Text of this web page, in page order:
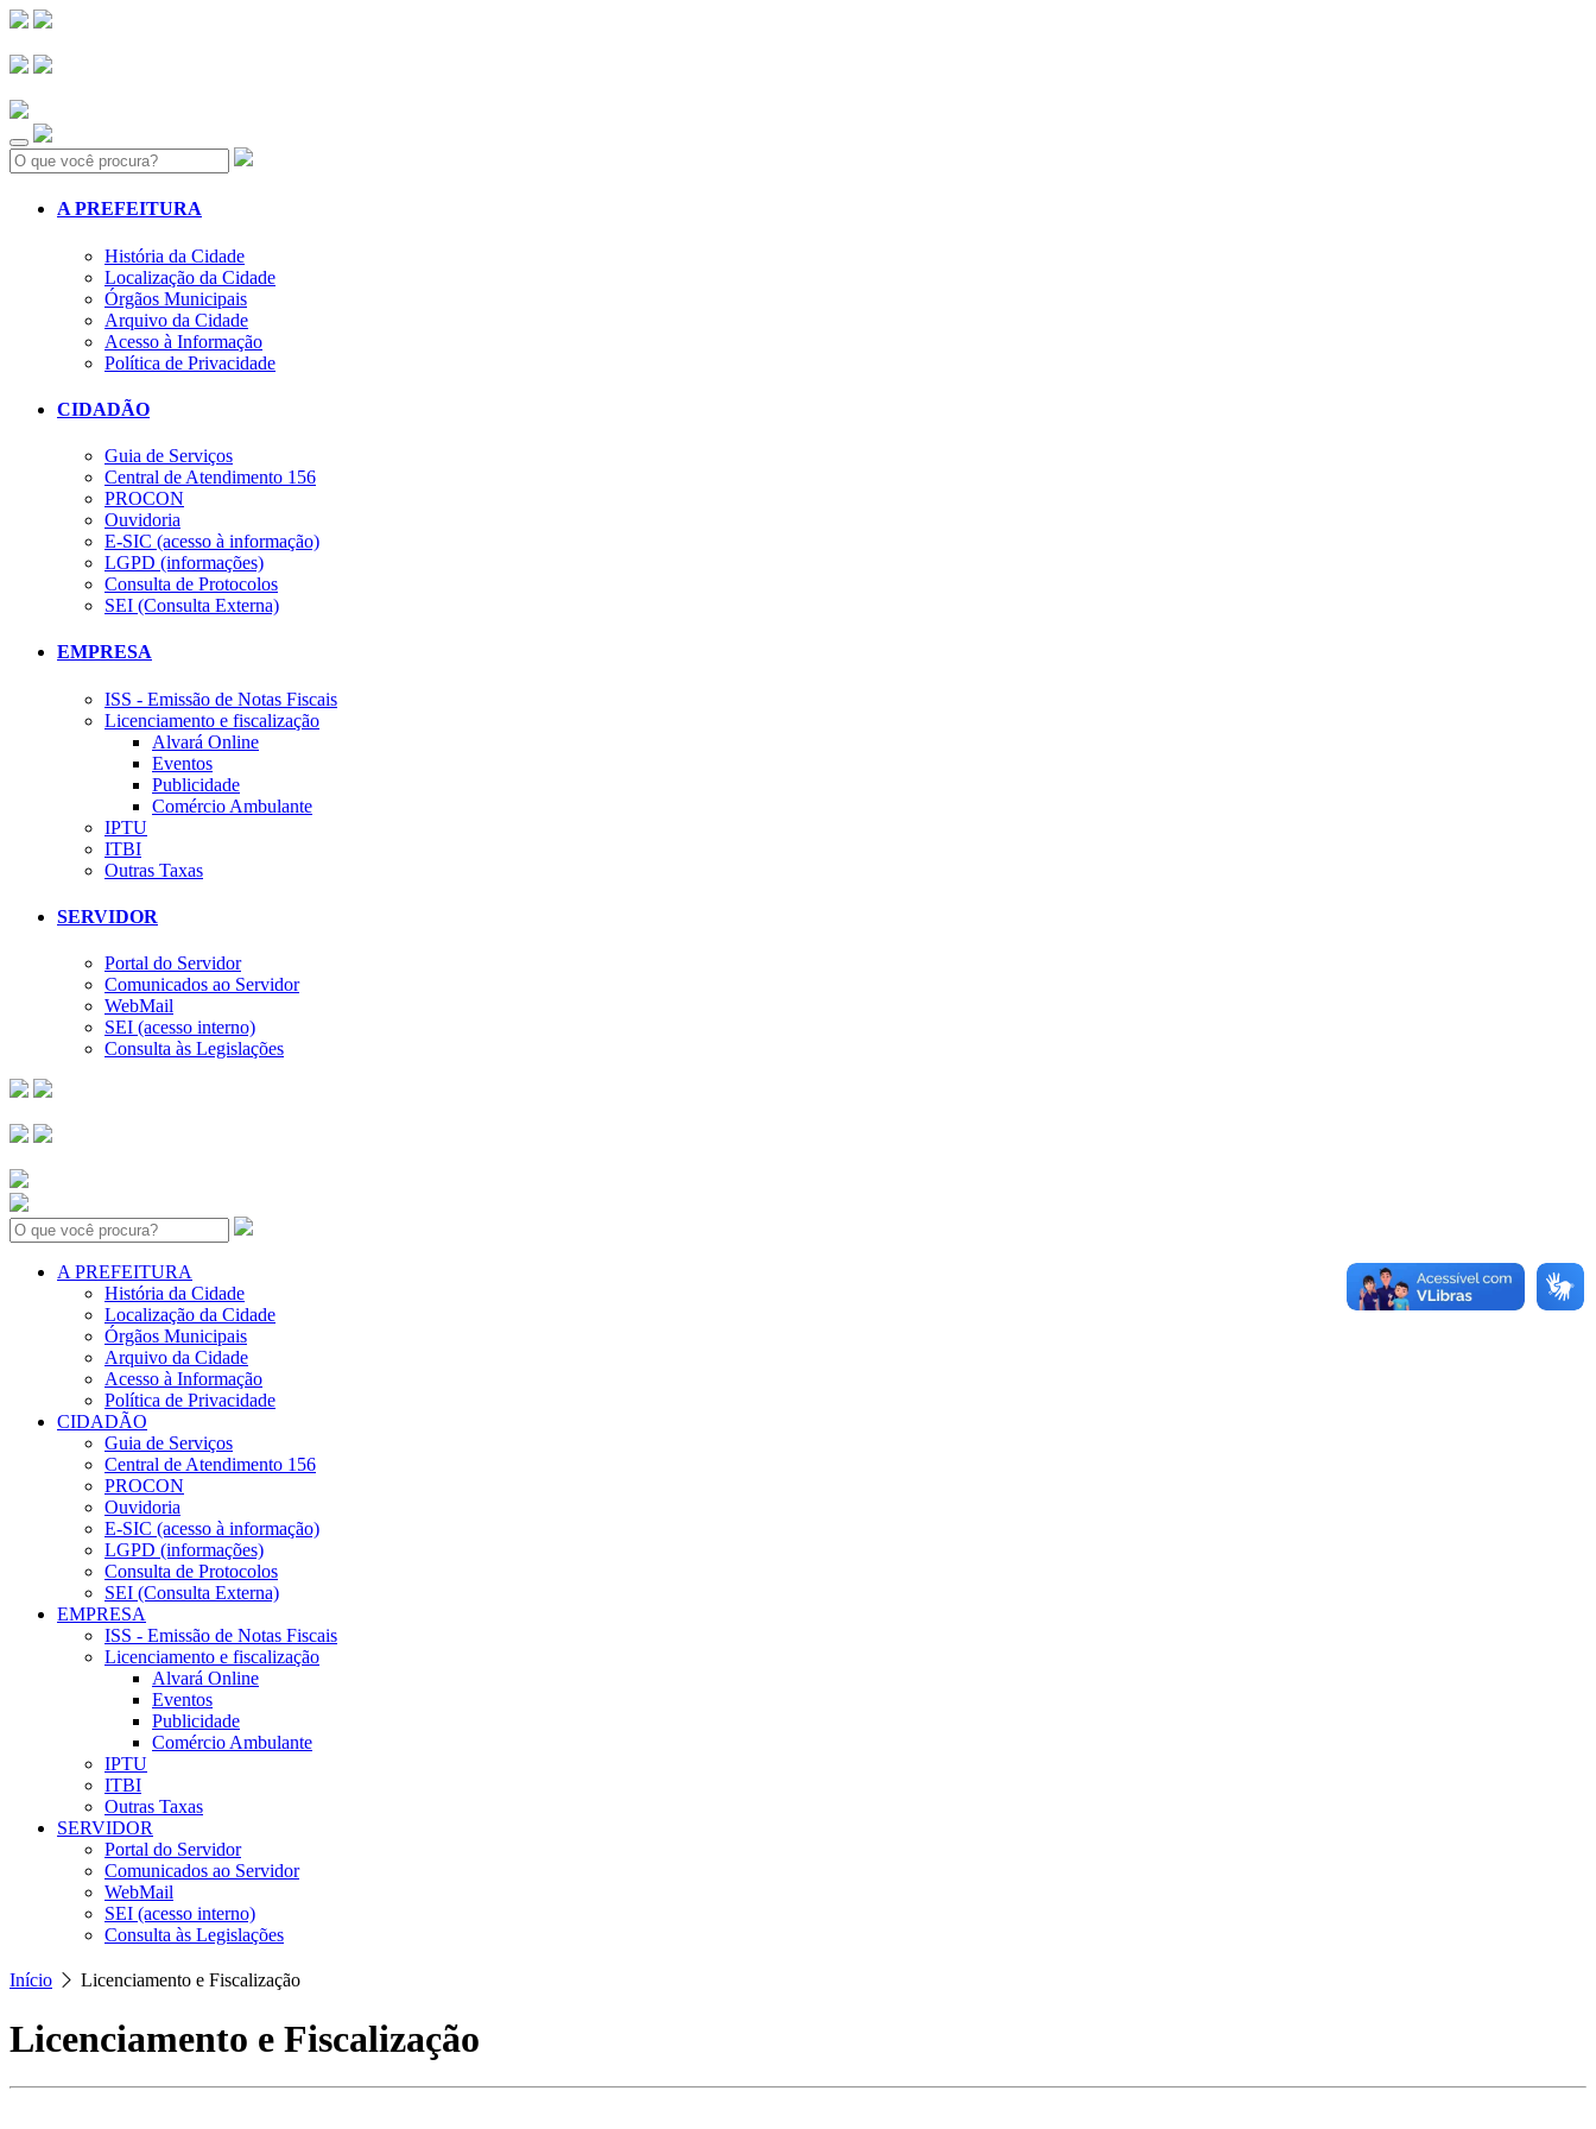
Search:
A PREFEITURA
História da Cidade
Localização da Cidade
Órgãos Municipais
Arquivo da Cidade
Acesso à Informação
Política de Privacidade
CIDADÃO
Guia de Serviços
Central de Atendimento 156
PROCON
Ouvidoria
E-SIC (acesso à informação)
LGPD (informações)
Consulta de Protocolos
SEI (Consulta Externa)
EMPRESA
ISS - Emissão de Notas Fiscais
Licenciamento e fiscalização
Alvará Online
Eventos
Publicidade
Comércio Ambulante
IPTU
ITBI
Outras Taxas
SERVIDOR
Portal do Servidor
Comunicados ao Servidor
WebMail
SEI (acesso interno)
Consulta às Legislações
Search:
A PREFEITURA
História da Cidade
Localização da Cidade
Órgãos Municipais
Arquivo da Cidade
Acesso à Informação
Política de Privacidade
CIDADÃO
Guia de Serviços
Central de Atendimento 156
PROCON
Ouvidoria
E-SIC (acesso à informação)
LGPD (informações)
Consulta de Protocolos
SEI (Consulta Externa)
EMPRESA
ISS - Emissão de Notas Fiscais
Licenciamento e fiscalização
Alvará Online
Eventos
Publicidade
Comércio Ambulante
IPTU
ITBI
Outras Taxas
SERVIDOR
Portal do Servidor
Comunicados ao Servidor
WebMail
SEI (acesso interno)
Consulta às Legislações
Início Licenciamento e Fiscalização
Licenciamento e Fiscalização